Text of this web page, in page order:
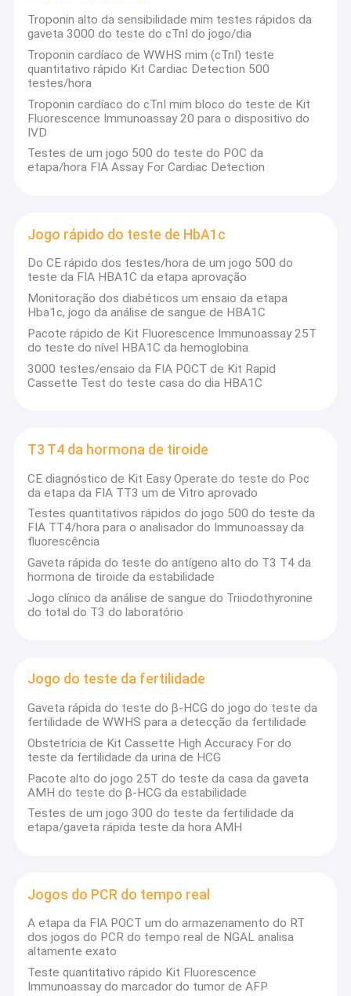
Contacte-nos
Peça umas citações
News
Instrumento de POCT
Jogo de teste cardíaco
Jogo rápido do teste do PCT
Troponin alto da sensibilidade mim testes rápidos da
gaveta 3000 do teste do cTnI do jogo/dia
Troponin cardíaco de WWHS mim (cTnI) teste
quantitativo rápido Kit Cardiac Detection 500
testes/hora
Troponin cardíaco do cTnI mim bloco do teste de Kit
Fluorescence Immunoassay 20 para o dispositivo do
IVD
Testes de um jogo 500 do teste do POC da
etapa/hora FIA Assay For Cardiac Detection
Jogo rápido do teste de HbA1c
Do CE rápido dos testes/hora de um jogo 500 do
teste da FIA HBA1C da etapa aprovação
Monitoração dos diabéticos um ensaio da etapa
Hba1c, jogo da análise de sangue de HBA1C
Pacote rápido de Kit Fluorescence Immunoassay 25T
do teste do nível HBA1C da hemoglobina
3000 testes/ensaio da FIA POCT de Kit Rapid
Cassette Test do teste casa do dia HBA1C
T3 T4 da hormona de tiroide
CE diagnóstico de Kit Easy Operate do teste do Poc
da etapa da FIA TT3 um de Vitro aprovado
Testes quantitativos rápidos do jogo 500 do teste da
FIA TT4/hora para o analisador do Immunoassay da
fluorescência
Gaveta rápida do teste do antígeno alto do T3 T4 da
hormona de tiroide da estabilidade
Jogo clínico da análise de sangue do Triiodothyronine
do total do T3 do laboratório
Jogo do teste da fertilidade
Gaveta rápida do teste do β-HCG do jogo do teste da
fertilidade de WWHS para a detecção da fertilidade
Obstetrícia de Kit Cassette High Accuracy For do
teste da fertilidade da urina de HCG
Pacote alto do jogo 25T do teste da casa da gaveta
AMH do teste do β-HCG da estabilidade
Testes de um jogo 300 do teste da fertilidade da
etapa/gaveta rápida teste da hora AMH
Jogos do PCR do tempo real
A etapa da FIA POCT um do armazenamento do RT
dos jogos do PCR do tempo real de NGAL analisa
altamente exato
Teste quantitativo rápido Kit Fluorescence
Immunoassay do marcador do tumor de AFP
Como uma empresa de biotecnologia de crescimento rápido,
Dawin) dedicam ao desenvolvimento das tecnologias da Bio-
detecção da Mundo-classe que encontram as procuras
próximas originais da plataforma da fluorescência do
infravermelho (NIR) (PGOLD™ e IR-LF™) com Major Interests In
Cardiology, doenças infecciosas, oncologia, doenças
metabólicas e mulheres e a saúde de crianças…